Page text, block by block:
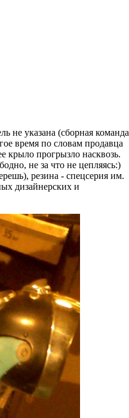
не указана (сборная команда
время по словам продавца
крыло прогрызло насквозь.
не за что не цепляясь:)
резина - спецсерия им.
дизайнерских и